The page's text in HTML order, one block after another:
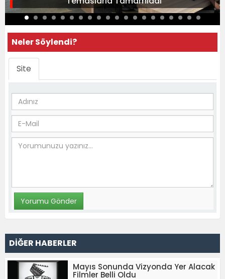
Neler Söylendi?
Site
DİĞER HABERLER
Mayıs Sonunda Vizyonda Yer Alacak
Filmler Belli Oldu